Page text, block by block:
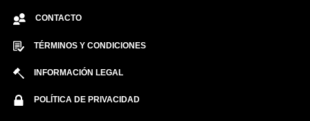
CONTACTO
TÉRMINOS Y CONDICIONES
INFORMACIÓN LEGAL
POLÍTICA DE PRIVACIDAD